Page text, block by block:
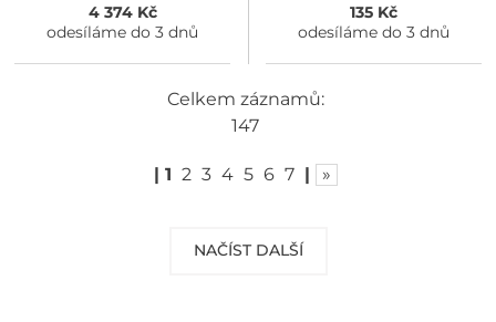
4 374 Kč
odesíláme do 3 dnů
135 Kč
odesíláme do 3 dnů
NAČÍST DALŠÍ
Celkem záznamů:
147
| 1 2 3 4 5 6 7 | »